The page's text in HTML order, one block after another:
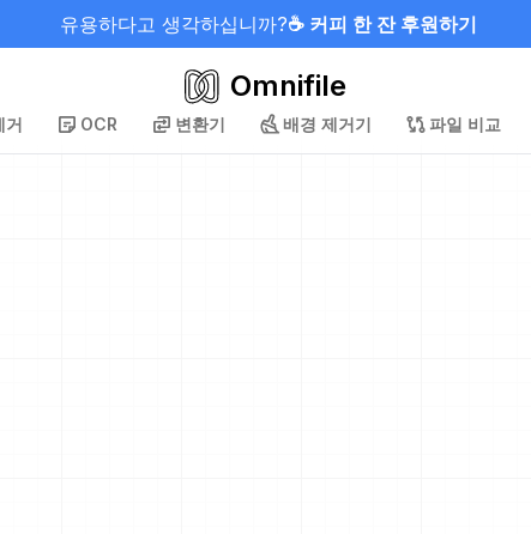
유용하다고 생각하십니까?☕ 커피 한 잔 후원하기
Omnifile
거 OCR 변환기 배경 제거기 파일 비교